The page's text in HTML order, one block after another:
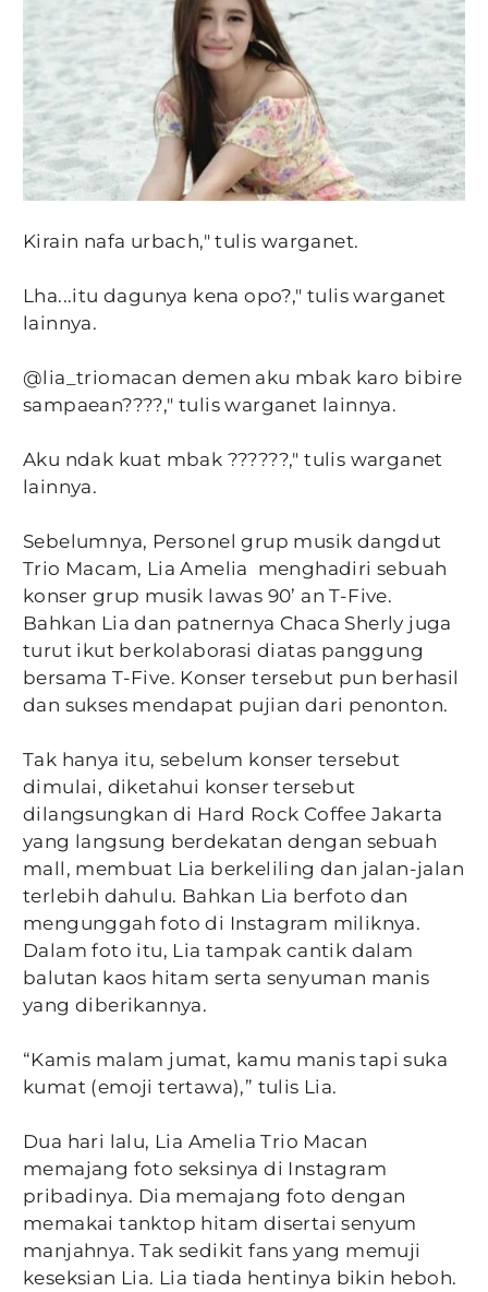
Kirain nafa urbach," tulis warganet.
Lha...itu dagunya kena opo?," tulis warganet
lainnya.
@lia_triomacan demen aku mbak karo bibire
sampaean????," tulis warganet lainnya.
Aku ndak kuat mbak ??????," tulis warganet
lainnya.
Sebelumnya, Personel grup musik dangdut
Trio Macam, Lia Amelia menghadiri sebuah
konser grup musik lawas 90’ an T-Five.
Bahkan Lia dan patnernya Chaca Sherly juga
turut ikut berkolaborasi diatas panggung
bersama T-Five. Konser tersebut pun berhasil
dan sukses mendapat pujian dari penonton.
Tak hanya itu, sebelum konser tersebut
dimulai, diketahui konser tersebut
dilangsungkan di Hard Rock Coffee Jakarta
yang langsung berdekatan dengan sebuah
mall, membuat Lia berkeliling dan jalan-jalan
terlebih dahulu. Bahkan Lia berfoto dan
mengunggah foto di Instagram miliknya.
Dalam foto itu, Lia tampak cantik dalam
balutan kaos hitam serta senyuman manis
yang diberikannya.
“Kamis malam jumat, kamu manis tapi suka
kumat (emoji tertawa),” tulis Lia.
Dua hari lalu, Lia Amelia Trio Macan
memajang foto seksinya di Instagram
pribadinya. Dia memajang foto dengan
memakai tanktop hitam disertai senyum
manjahnya. Tak sedikit fans yang memuji
keseksian Lia. Lia tiada hentinya bikin heboh.